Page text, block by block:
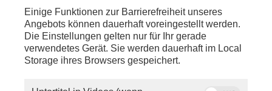
Quelle: phoenix
Moderator Florian Bauer
Montag, 08. Januar 2025
Einige Funktionen zur Barrierefreiheit unseres
Angebots können dauerhaft voreingestellt werden.
Die Einstellungen gelten nur für Ihr gerade
verwendetes Gerät. Sie werden dauerhaft im Local
Storage ihres Browsers gespeichert.